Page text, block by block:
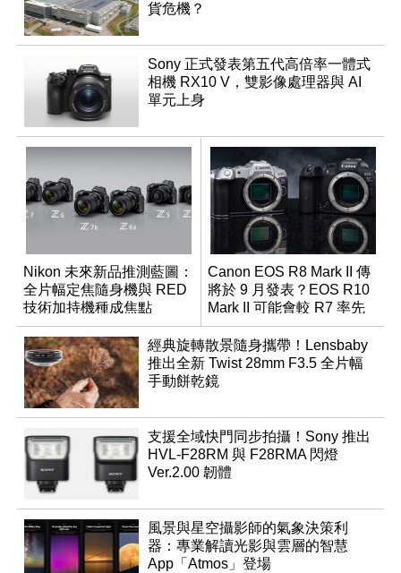
貨危機？
Sony 正式發表第五代高倍率一體式
相機 RX10 V，雙影像處理器與 AI
單元上身
Nikon 未來新品推測藍圖：
全片幅定焦隨身機與 RED
技術加持機種成焦點
Canon EOS R8 Mark II 傳
將於 9 月發表？EOS R10
Mark II 可能會較 R7 率先
推出
經典旋轉散景隨身攜帶！Lensbaby
推出全新 Twist 28mm F3.5 全片幅
手動餅乾鏡
支援全域快門同步拍攝！Sony 推出
HVL-F28RM 與 F28RMA 閃燈
Ver.2.00 韌體
風景與星空攝影師的氣象決策利
器：專業解讀光影與雲層的智慧
App「Atmos」登場